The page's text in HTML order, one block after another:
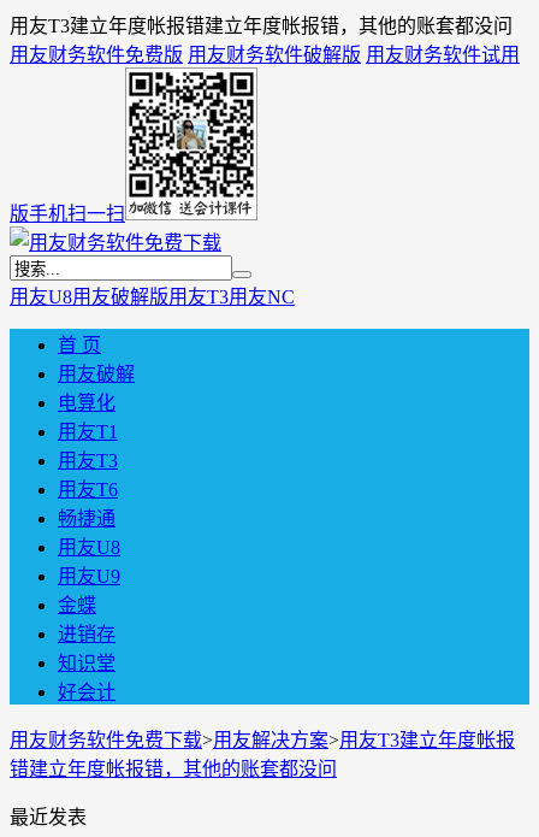
用友T3建立年度帐报错建立年度帐报错，其他的账套都没问
用友财务软件免费版 用友财务软件破解版 用友财务软件试用
版手机扫一扫
用友U8用友破解版用友T3用友NC
首 页
用友破解
电算化
用友T1
用友T3
用友T6
畅捷通
用友U8
用友U9
金蝶
进销存
知识堂
好会计
用友财务软件免费下载>用友解决方案>用友T3建立年度帐报
错建立年度帐报错，其他的账套都没问
最近发表